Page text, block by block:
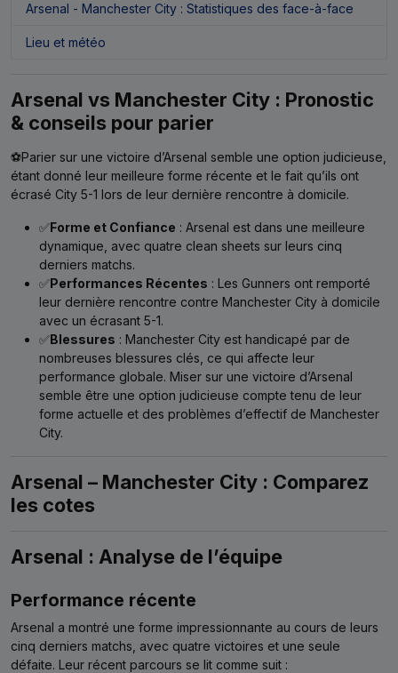
Arsenal - Manchester City : Statistiques des face-à-face
Lieu et météo
Arsenal vs Manchester City : Pronostic
& conseils pour parier
⚽Parier sur une victoire d’Arsenal semble une option judicieuse,
étant donné leur meilleure forme récente et le fait qu’ils ont
écrasé City 5-1 lors de leur dernière rencontre à domicile.
✅Forme et Confiance : Arsenal est dans une meilleure
dynamique, avec quatre clean sheets sur leurs cinq
derniers matchs.
✅Performances Récentes : Les Gunners ont remporté
leur dernière rencontre contre Manchester City à domicile
avec un écrasant 5-1.
✅Blessures : Manchester City est handicapé par de
nombreuses blessures clés, ce qui affecte leur
performance globale. Miser sur une victoire d’Arsenal
semble être une option judicieuse compte tenu de leur
forme actuelle et des problèmes d’effectif de Manchester
City.
Arsenal – Manchester City : Comparez
les cotes
Arsenal : Analyse de l’équipe
Performance récente
Arsenal a montré une forme impressionnante au cours de leurs
cinq derniers matchs, avec quatre victoires et une seule
défaite. Leur récent parcours se lit comme suit :